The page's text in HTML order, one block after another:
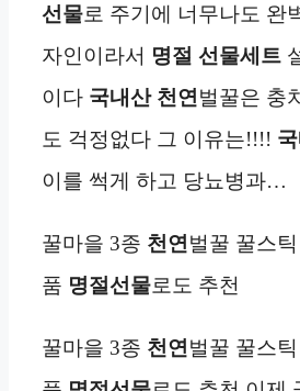
선물로 주기에 너무나도 완
자인이라서 명절 선물세트
이다 국내산 천연 벌꿀은 충
도 걱정없다 그 이유는!!!!
이를 썩게 하고 당뇨병과…
꿀마을 3종 천연 벌꿀 꿀스틱
품 명절선물로도 추천
꿀마을 3종 천연 벌꿀 꿀스틱